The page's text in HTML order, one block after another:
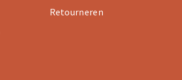
Retourneren